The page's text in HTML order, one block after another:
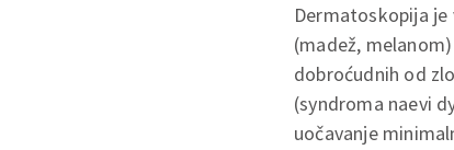
Dermatoskopija
(madež,
dobroćudnih od
(syndroma naevi
uočavanje